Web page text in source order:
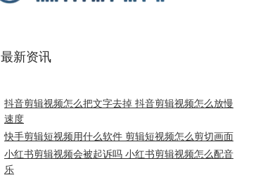
最新资讯
抖音剪辑视频怎么把文字去掉 抖音剪辑视频怎么放慢
速度
快手剪辑短视频用什么软件 剪辑短视频怎么剪切画面
小红书剪辑视频会被起诉吗 小红书剪辑视频怎么配音
乐